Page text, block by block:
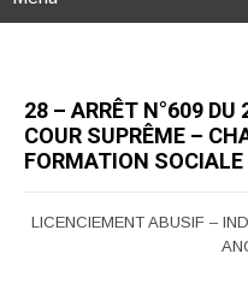
28 – ARRÊT N°609 DU
COUR SUPRÊME –
FORMATION SOCIALE
LICENCIEMENT ABUSIF –